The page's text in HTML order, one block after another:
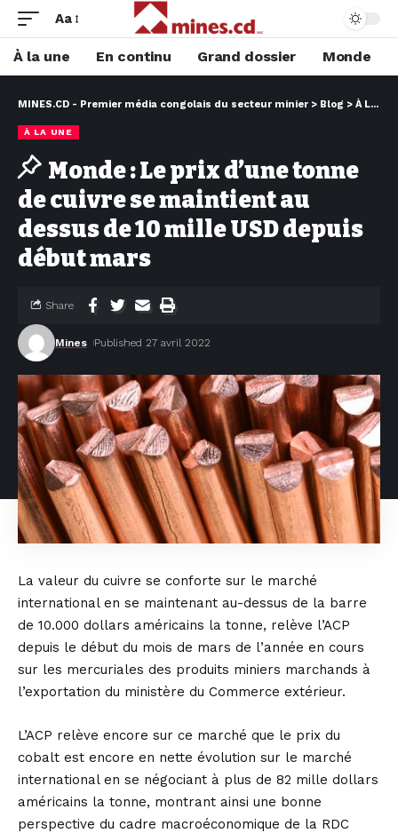
Aa
À la une En continu Grand dossier Monde
MINES.CD - Premier média congolais du secteur minier > Blog > À LA UNE
À LA UNE
Monde : Le prix d’une tonne
de cuivre se maintient au
dessus de 10 mille USD depuis
début mars
Mines Published 27 avril 2022
Share
La valeur du cuivre se conforte sur le marché
international en se maintenant au-dessus de la barre
de 10.000 dollars américains la tonne, relève l’ACP
depuis le début du mois de mars de l’année en cours
sur les mercuriales des produits miniers marchands à
l’exportation du ministère du Commerce extérieur.
L’ACP relève encore sur ce marché que le prix du
cobalt est encore en nette évolution sur le marché
international en se négociant à plus de 82 mille dollars
américains la tonne, montrant ainsi une bonne
perspective du cadre macroéconomique de la RDC